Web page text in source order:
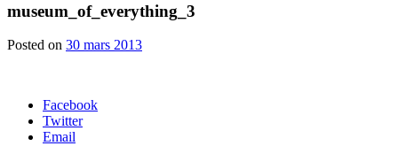
museum_of_everything_3
Posted on 30 mars 2013
Facebook
Twitter
Email